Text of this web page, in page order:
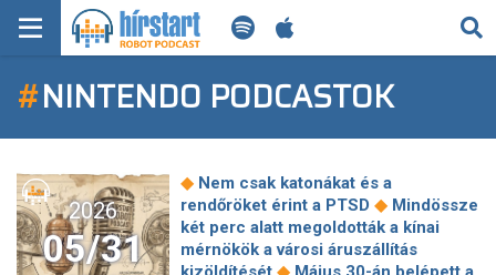
KERESÉS
KEZDŐLAP
FRISS HÍREK
TECH HÍREK
FILM-ZENE-SZÓRAKOZÁS
#NINTENDO PODCASTOK
2026
05/31
◆ Nem csak katonákat és a
rendőröket érint a PTSD ◆ Mindössze
két perc alatt megoldották a kínai
mérnökök a városi áruszállítás